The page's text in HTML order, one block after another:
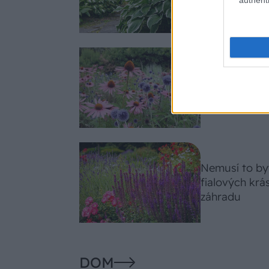
celosezónny
Tieto
Nemusí to
fialových
záhradu
DOM